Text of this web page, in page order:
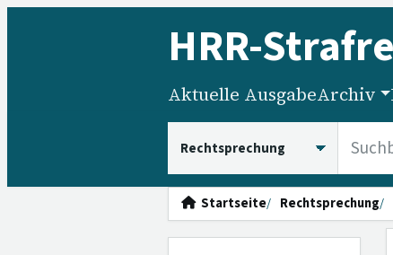
HRR-
Aktuelle AusgabeArchiv
Startseite Rechtsprechung